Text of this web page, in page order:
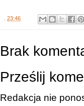
. 23:46
Brak
Prześlij
Redakcja nie